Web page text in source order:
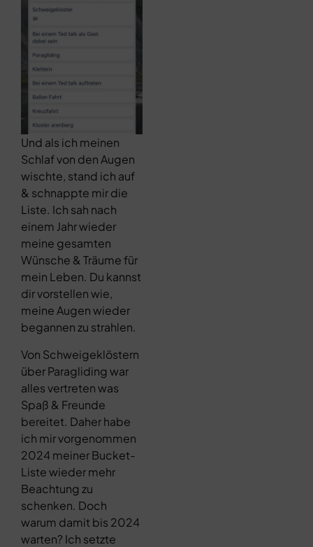
Und als ich meinen
Schlaf von den Augen
wischte, stand ich auf
& schnappte mir die
Liste. Ich sah nach
einem Jahr wieder
meine gesamten
Wünsche & Träume für
mein Leben. Du kannst
dir vorstellen wie,
meine Augen wieder
begannen zu strahlen.
Von Schweigeklöstern
über Paragliding war
alles vertreten was
Spaß & Freunde
bereitet. Daher habe
ich mir vorgenommen
2024 meiner Bucket-
Liste wieder mehr
Beachtung zu
schenken. Doch
warum damit bis 2024
warten? Ich setzte